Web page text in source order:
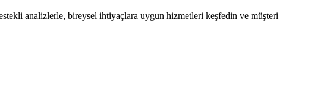
analizlerle, bireysel ihtiyaçlara uygun hizmetleri keşfedin ve müşteri